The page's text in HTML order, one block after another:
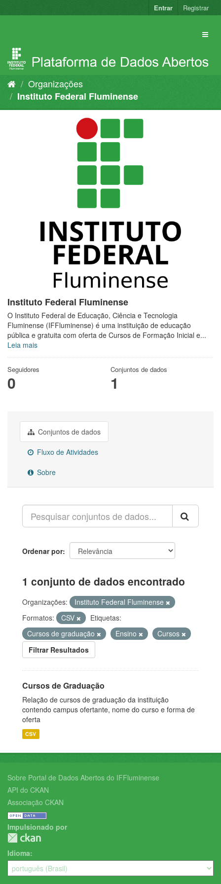
para
Entrar Registrar
Organizações
Instituto Federal Fluminense
Instituto Federal Fluminense
O Instituto Federal de Educação, Ciência e Tecnologia
Fluminense (IFFluminense) é uma instituição de educação
pública e gratuita com oferta de Cursos de Formação Inicial e...
Leia mais
Seguidores
0
Conjuntos de dados
1
Conjuntos de dados
Fluxo de Atividades
Sobre
Ordenar por
1 conjunto de dados encontrado
Organizações:
Instituto Federal Fluminense
Formatos:
CSV
Etiquetas:
Cursos de graduação
Ensino
Cursos
Filtrar Resultados
Cursos de Graduação
Relação de cursos de graduação da instituição
contendo campus ofertante, nome do curso e forma de
oferta
CSV
Sobre Portal de Dados Abertos do IFFluminense
API do CKAN
Associação CKAN
Impulsionado por
Idioma